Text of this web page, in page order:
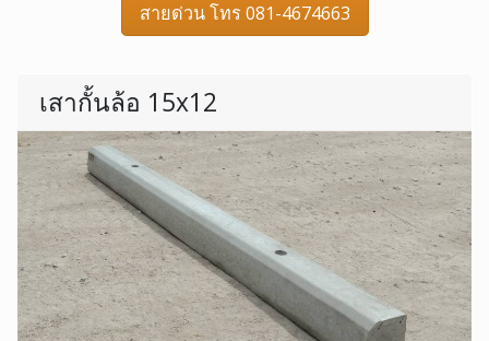
สายด่วน โทร 081-4674663
เสากั้นล้อ 15x12